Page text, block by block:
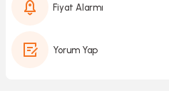
Fiyat Alarmı
Yorum Yap